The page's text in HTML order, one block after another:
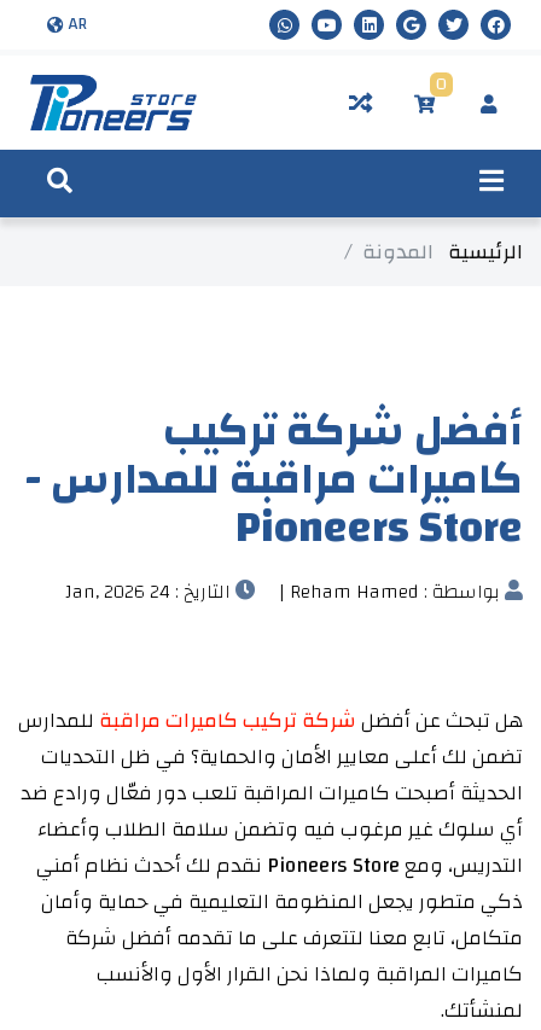
AR
0
الرئيسية المدونة
أفضل شركة تركيب
كاميرات مراقبة للمدارس -
Pioneers Store
بواسطة : Reham Hamed | التاريخ : 24 Jan, 2026
هل تبحث عن أفضلشركة تركيب كاميرات مراقبة للمدارس
تضمن لك أعلى معايير الأمان والحماية؟ في ظل التحديات
الحديثة أصبحت كاميرات المراقبة تلعب دور فعّال ورادع ضد
أي سلوك غير مرغوب فيه وتضمن سلامة الطلاب وأعضاء
التدريس، ومعPioneers Store نقدم لك أحدث نظام أمني
ذكي متطور يجعل المنظومة التعليمية في حماية وأمان
متكامل، تابع معنا لتتعرف على ما تقدمه أفضل شركة
كاميرات المراقبة ولماذا نحن القرار الأول والأنسب
لمنشأتك.